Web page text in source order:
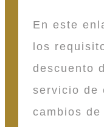
En este
los
descuento
servicio de
cambios